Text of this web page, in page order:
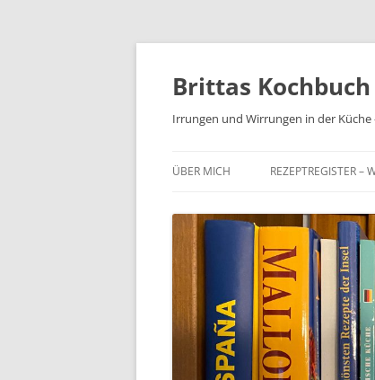
Brittas Kochbuch
Irrungen und Wirrungen in der
ÜBER MICH REZEPTREGISTER –